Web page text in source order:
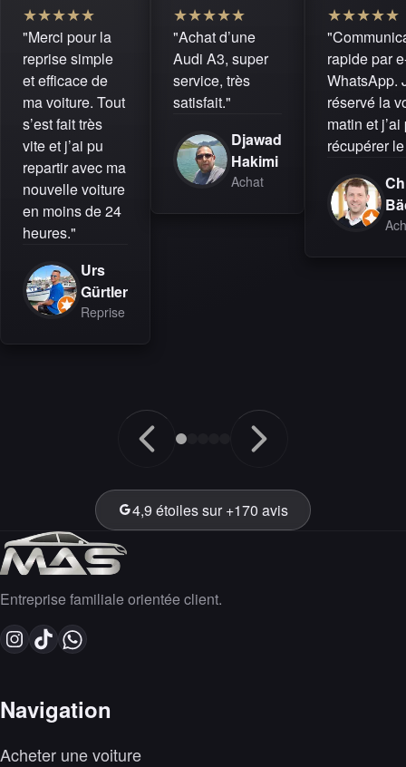
★★★★★
"Merci pour la
reprise simple
et efficace de
ma voiture. Tout
s’est fait très
vite et j’ai pu
repartir avec ma
nouvelle voiture
en moins de 24
heures."
Urs
Gürtler
Reprise
★★★★★
"Achat d’une
Audi A3, super
service, très
satisfait."
Djawad
Hakimi
Achat
★★★★★
rapide par
WhatsApp.
réservé la
matin et
récupérer
4,9 étoiles sur +170 avis
Entreprise familiale orientée client.
Navigation
Acheter une voiture